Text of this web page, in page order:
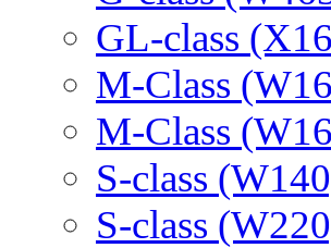
GL-class
M-Class
M-Class
S-class
S-class